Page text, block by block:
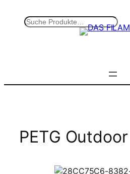
S
PETG